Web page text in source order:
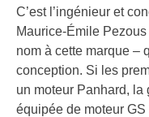
C’est l’ingénieur et
Maurice-Émile
nom à cette marque –
conception. Si les
un moteur Panhard, la
équipée de moteur GS